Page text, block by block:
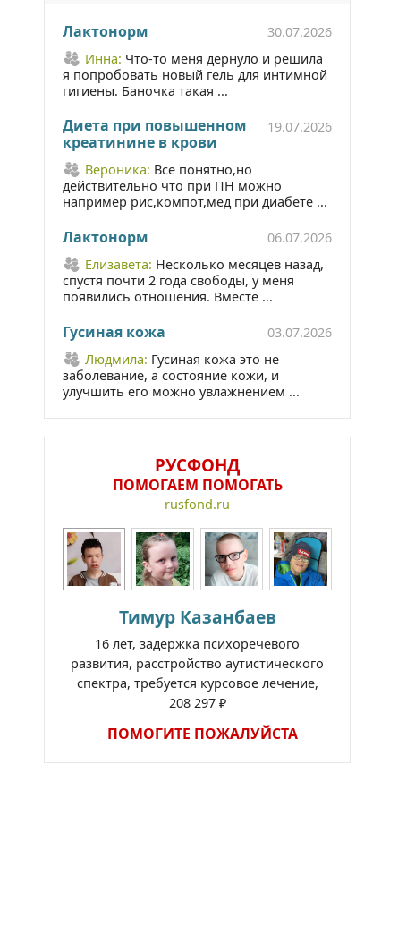
Лактонорм
30.07.2026
Инна: Что-то меня дернуло и решила
я попробовать новый гель для интимной
гигиены. Баночка такая ...
Диета при повышенном
креатинине в крови
19.07.2026
Вероника: Все понятно,но
действительно что при ПН можно
например рис,компот,мед при диабете ...
Лактонорм
06.07.2026
Елизавета: Несколько месяцев назад,
спустя почти 2 года свободы, у меня
появились отношения. Вместе ...
Гусиная кожа
03.07.2026
Людмила: Гусиная кожа это не
заболевание, а состояние кожи, и
улучшить его можно увлажнением ...
РУСФОНД
ПОМОГАЕМ ПОМОГАТЬ
rusfond.ru
Тимур Казанбаев
16 лет, задержка психоречевого
развития, расстройство аутистического
спектра, требуется курсовое лечение,
208 297 ₽
ПОМОГИТЕ ПОЖАЛУЙСТА